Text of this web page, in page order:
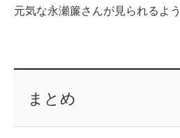
元気な永瀬簾さんが見られるよ
まとめ